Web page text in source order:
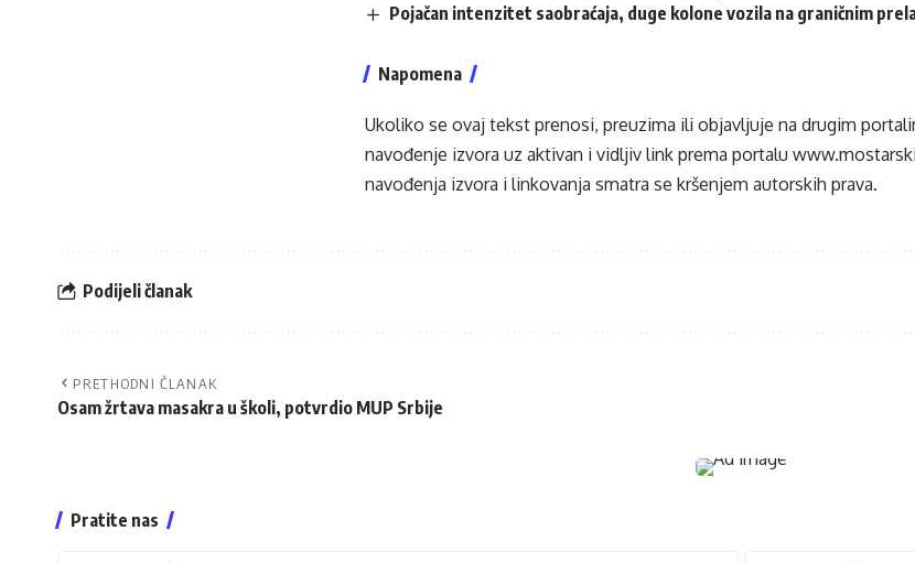
Pojačan intenzitet saobraćaja, duge kolone vozila na graničnim
Napomena
Ukoliko se ovaj tekst prenosi, preuzima ili objavljuje na drugim
navođenje izvora uz aktivan i vidljiv link prema portalu
navođenja izvora i linkovanja smatra se kršenjem autorskih prava.
Podijeli članak
PRETHODNI ČLANAK
Osam žrtava masakra u školi, potvrdio MUP Srbije
Pratite nas